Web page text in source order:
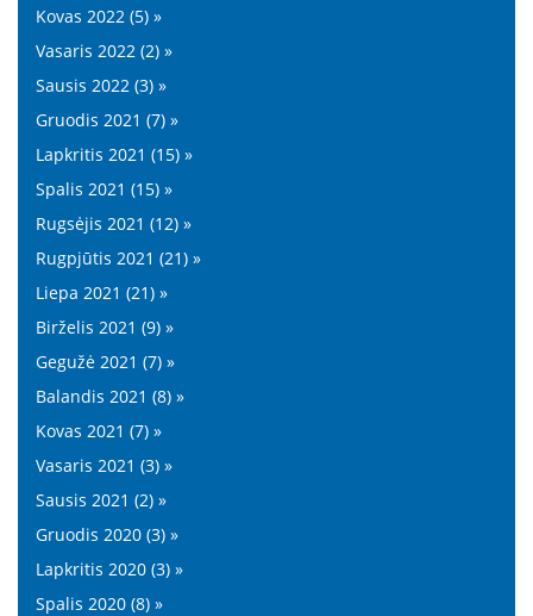
Kovas 2022 (5) »
Vasaris 2022 (2) »
Sausis 2022 (3) »
Gruodis 2021 (7) »
Lapkritis 2021 (15) »
Spalis 2021 (15) »
Rugsėjis 2021 (12) »
Rugpjūtis 2021 (21) »
Liepa 2021 (21) »
Birželis 2021 (9) »
Gegužė 2021 (7) »
Balandis 2021 (8) »
Kovas 2021 (7) »
Vasaris 2021 (3) »
Sausis 2021 (2) »
Gruodis 2020 (3) »
Lapkritis 2020 (3) »
Spalis 2020 (8) »